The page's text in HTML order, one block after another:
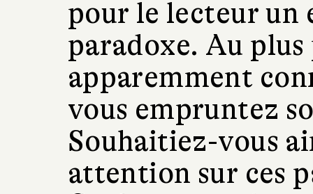
pour le lecteur un
paradoxe. Au
apparemment
vous empruntez
Souhaitiez-vous
attention sur ces